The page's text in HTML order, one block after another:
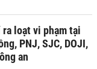
loạt vi phạm tại
PNJ, SJC, DOJI,
an